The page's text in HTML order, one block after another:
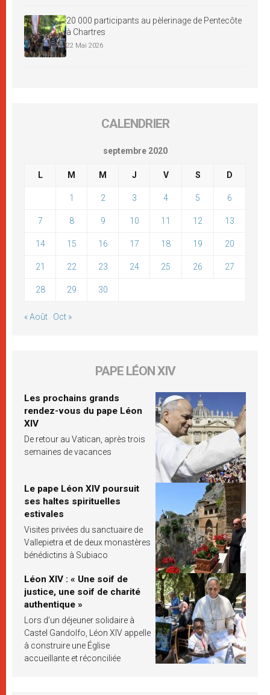
20 000 participants au pèlerinage de Pentecôte
à Chartres
22 Mai 2026
CALENDRIER
septembre 2020
L M M J V S D
1 2 3 4 5 6
7 8 9 10 11 12 13
14 15 16 17 18 19 20
21 22 23 24 25 26 27
28 29 30
« Août Oct »
PAPE LÉON XIV
Les prochains grands
rendez-vous du pape Léon
XIV
De retour au Vatican, après trois
semaines de vacances
Le pape Léon XIV poursuit
ses haltes spirituelles
estivales
Visites privées du sanctuaire de
Vallepietra et de deux monastères
bénédictins à Subiaco
Léon XIV : « Une soif de
justice, une soif de charité
authentique »
Lors d’un déjeuner solidaire à
Castel Gandolfo, Léon XIV appelle
à construire une Église
accueillante et réconciliée